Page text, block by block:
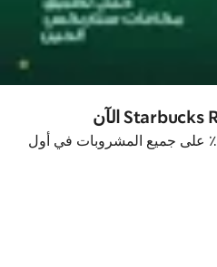
اشترك واحصل على خصم 20٪ على جميع المشروبات في أول